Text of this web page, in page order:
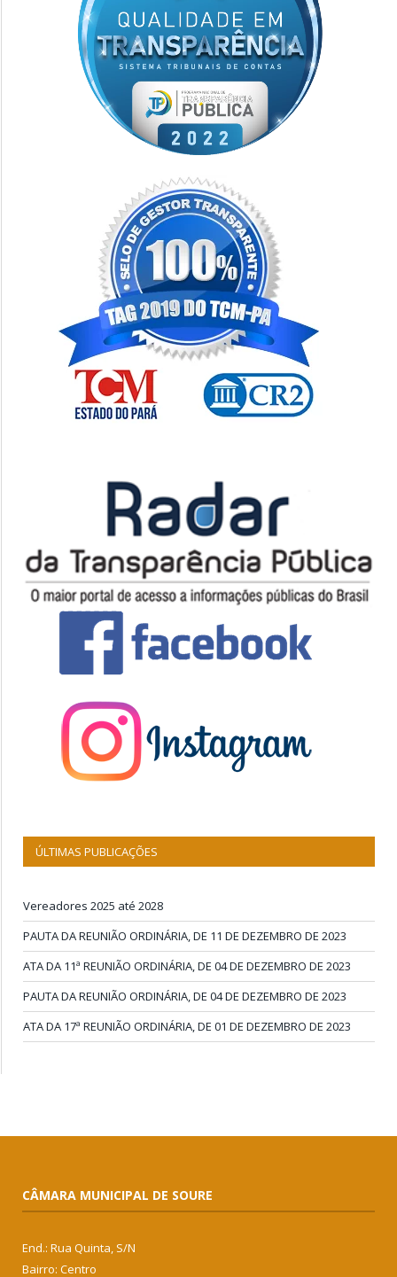
ÚLTIMAS PUBLICAÇÕES
Vereadores 2025 até 2028
PAUTA DA REUNIÃO ORDINÁRIA, DE 11 DE DEZEMBRO DE 2023
ATA DA 11ª REUNIÃO ORDINÁRIA, DE 04 DE DEZEMBRO DE 2023
PAUTA DA REUNIÃO ORDINÁRIA, DE 04 DE DEZEMBRO DE 2023
ATA DA 17ª REUNIÃO ORDINÁRIA, DE 01 DE DEZEMBRO DE 2023
CÂMARA MUNICIPAL DE SOURE
End.: Rua Quinta, S/N
Bairro: Centro